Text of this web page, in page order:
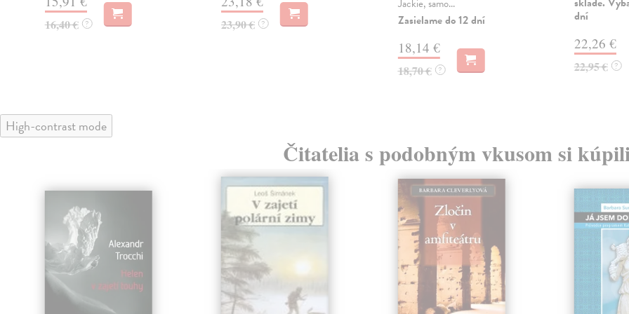
16,40 € ? 23,90 € ?
Jackie, samo...
Zasielame do 12 dní
18,14 €
18,70 € ?
dní
22,26 €
22,95 € ?
High-contrast mode
Čitatelia s podobným vkusom si